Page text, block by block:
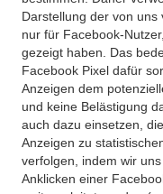
Darstellung der von
nur für Facebook-
gezeigt haben. Das
Facebook Pixel dafür
Anzeigen dem
und keine Belästigung
auch dazu einsetzen,
Anzeigen zu
verfolgen, indem wir
Anklicken einer